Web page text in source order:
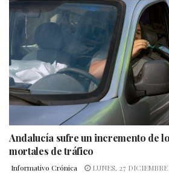
Andalucía sufre un incremento de
mortales de tráfico
Informativo Crónica LUNES, 27 DICIEMBRE